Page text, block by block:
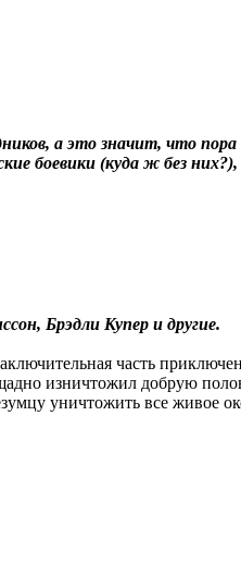
а это значит, что
боевики (куда ж без
Брэдли Купер и другие.
часть
изничтожил добрую
уничтожить все живое